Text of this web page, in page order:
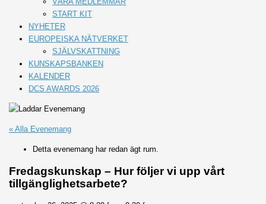
START KIT
NYHETER
EUROPEISKA NÄTVERKET
SJÄLVSKATTNING
KUNSKAPSBANKEN
KALENDER
DCS AWARDS 2026
« Alla Evenemang
Detta evenemang har redan ägt rum.
Fredagskunskap – Hur följer vi upp vårt
tillgänglighetsarbete?